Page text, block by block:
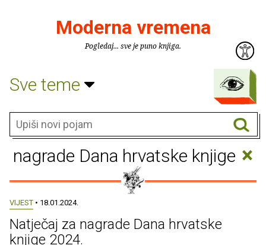
Moderna vremena
Pogledaj... sve je puno knjiga.
Sve teme
nagrade Dana hrvatske knjige ×
VIJEST • 18.01.2024.
Natječaj za nagrade Dana hrvatske
knjige 2024.